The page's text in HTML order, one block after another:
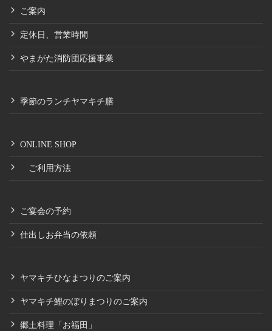
ご案内
定休日、営業時間
やまがた消防団応援事業
季節のランチヤマキチ膳
ONLINE SHOP
ご利用方法
ご宴会の予約
仕出しお弁当の依頼
ヤマキチひなまつりのご案内
ヤマキチ鯉のぼりまつりのご案内
郷土料理「お福田」